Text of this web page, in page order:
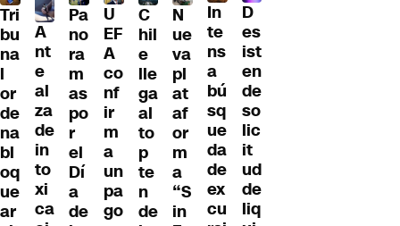
Tri
bu
na
l
or
de
na
bl
oq
ue
ar
A
nt
e
al
za
de
in
to
xi
ca
Pa
no
ra
m
as
po
r
el
Dí
a
de
U
EF
A
co
nf
ir
m
a
un
pa
go
C
hil
e
lle
ga
al
to
p
te
n
de
N
ue
va
pl
at
af
or
m
a
“S
in
In
te
ns
a
bú
sq
ue
da
de
ex
cu
D
es
ist
en
de
so
lic
it
ud
de
liq